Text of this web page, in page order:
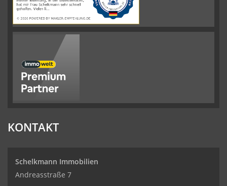
KONTAKT
Schelkmann Immobilien
Andreasstraße 7